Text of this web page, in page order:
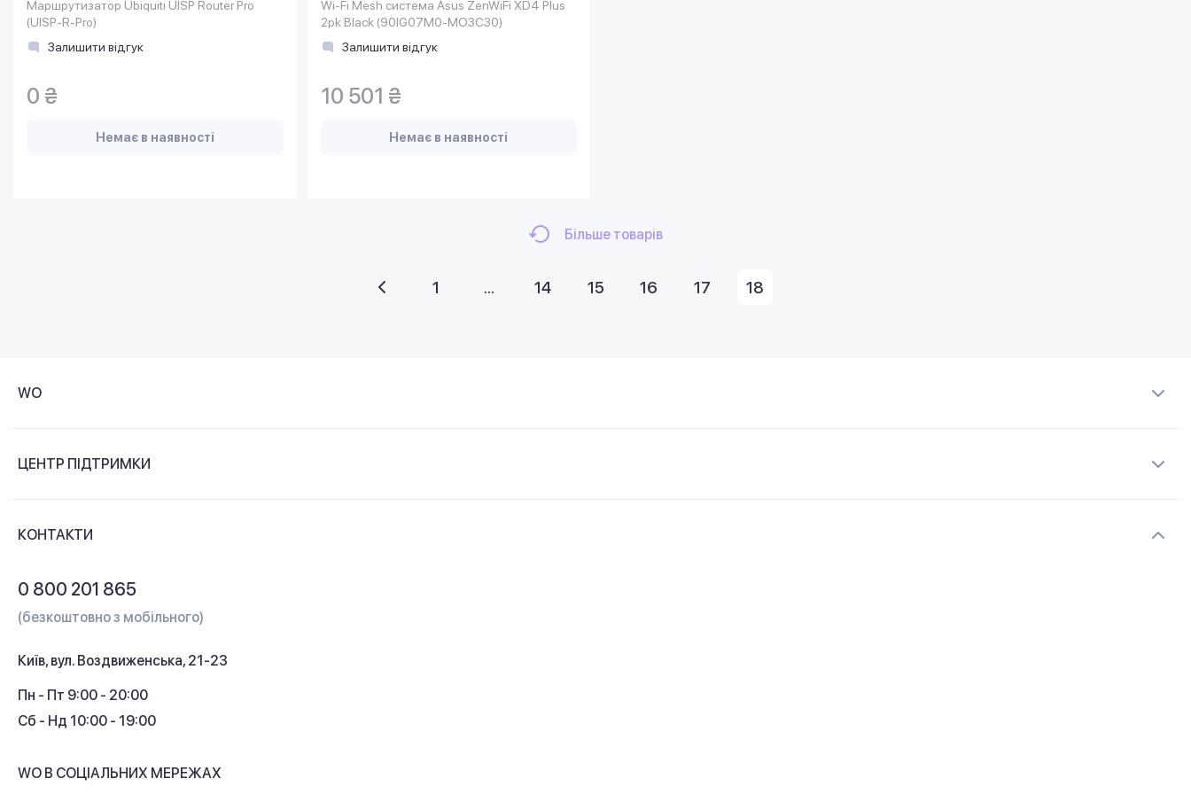
Маршрутизатор Ubiquiti UISP Router Pro
(UISP-R-Pro)
Залишити відгук
0 ₴
Немає в наявності
Wi-Fi Mesh система Asus ZenWiFi XD4 Plus
2pk Black (90IG07M0-MO3C30)
Залишити відгук
10 501 ₴
Немає в наявності
Більше товарів
1 ... 14 15 16 17 18
WO
Контакти
ЦЕНТР ПІДТРИМКИ
Кешбек
КОНТАКТИ
0 800 201 865
(безкоштовно з мобільного)
Київ, вул. Воздвиженська, 21-23
Пн - Пт 9:00 - 20:00
Сб - Нд 10:00 - 19:00
WO В СОЦІАЛЬНИХ МЕРЕЖАХ